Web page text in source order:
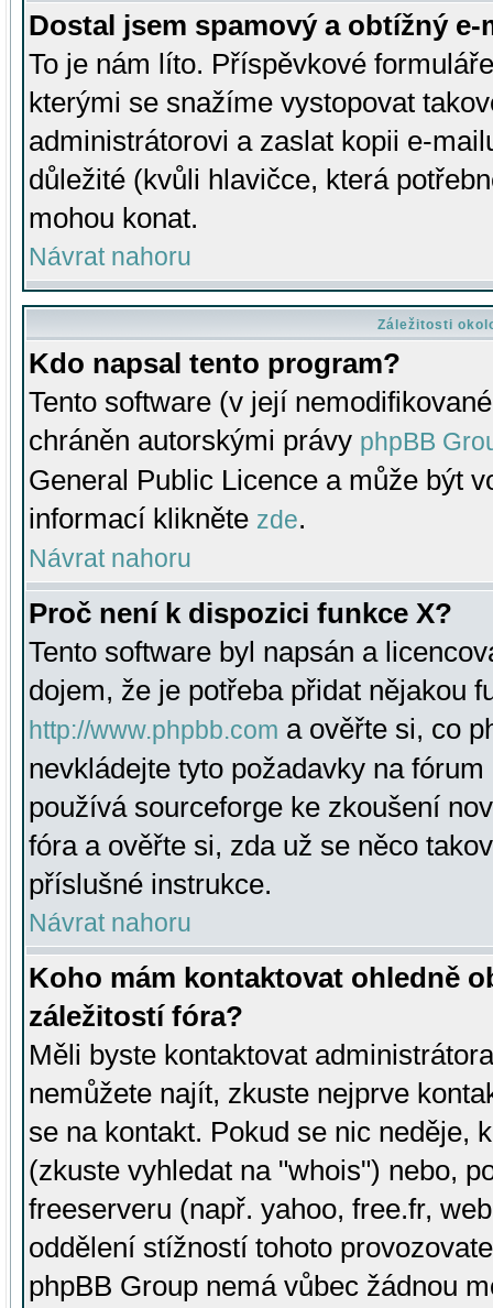
Dostal jsem spamový a obtížný
To je nám líto. Příspěvkové
kterými se snažíme vystopovat
administrátorovi a zaslat kopii e-
důležité (kvůli hlavičce, která
mohou konat.
Návrat nahoru
Záležitosti
Kdo napsal tento program?
Tento software (v její
chráněn autorskými právy phpBB
General Public Licence a může být
informací klikněte zde.
Návrat nahoru
Proč není k dispozici funkce X?
Tento software byl napsán a
dojem, že je potřeba přidat nějakou
http://www.phpbb.com a ověřte si, co
nevkládejte tyto požadavky na
používá sourceforge ke zkoušení
fóra a ověřte si, zda už se něco
příslušné instrukce.
Návrat nahoru
Koho mám kontaktovat ohledně
záležitostí fóra?
Měli byste kontaktovat
nemůžete najít, zkuste nejprve
se na kontakt. Pokud se nic neděje,
(zkuste vyhledat na "whois") nebo,
freeserveru (např. yahoo, free.fr,
oddělení stížností tohoto
phpBB Group nemá vůbec žádnou